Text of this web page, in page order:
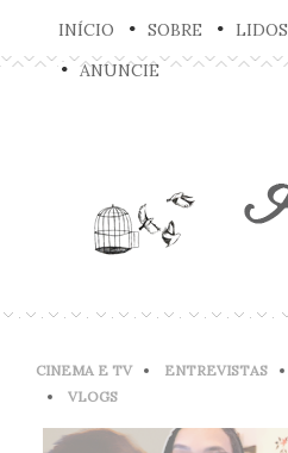
INÍCIO SOBRE LIDOS
ANUNCIE
CINEMA E TV ENTREVISTAS
VLOGS